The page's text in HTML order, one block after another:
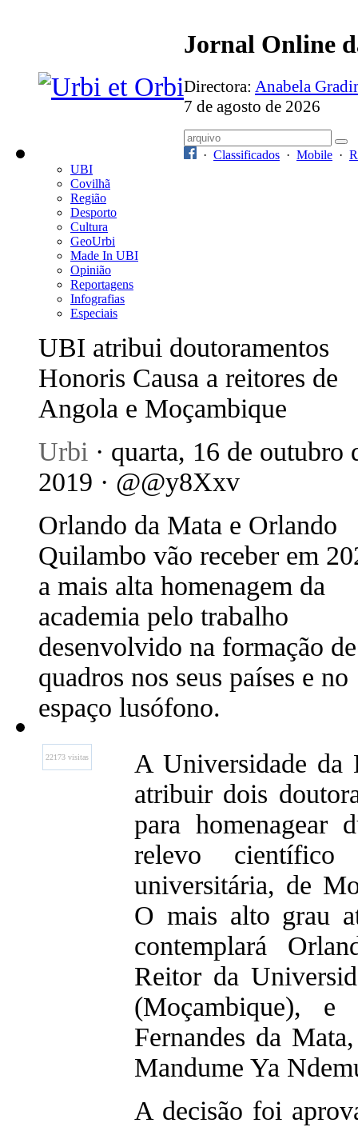
Jornal Online
Directora: Anabela
7 de agosto de 2026
· Classificados · Mobile ·
UBI
Covilhã
Região
Desporto
Cultura
GeoUrbi
Made In UBI
Opinião
Reportagens
Infografias
Especiais
UBI atribui doutoramentos
Honoris Causa a reitores de
Angola e Moçambique
Urbi · quarta, 16 de outubro
2019 · @@y8Xxv
Orlando da Mata e Orlando
Quilambo vão receber em
a mais alta homenagem da
academia pelo trabalho
desenvolvido na formação de
quadros nos seus países e no
espaço lusófono.
22173 visitas
A Universidade
atribuir dois
para homenagear
relevo
universitária, de
O mais alto grau
contemplará
Reitor da
(Moçambique), e
Fernandes da
Mandume Ya
A decisão foi